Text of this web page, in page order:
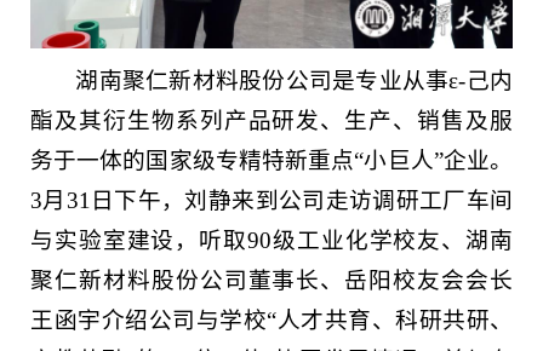
湖南聚仁新材料股份公司是专业从事ε-己内
酯及其衍生物系列产品研发、生产、销售及服
务于一体的国家级专精特新重点“小巨人”企业。
3月31日下午，刘静来到公司走访调研工厂车间
与实验室建设，听取90级工业化学校友、湖南
聚仁新材料股份公司董事长、岳阳校友会会长
王函宇介绍公司与学校“人才共育、科研共研、